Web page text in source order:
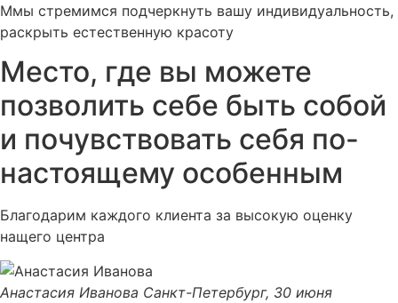
Ммы стремимся подчеркнуть вашу индивидуальность,
раскрыть естественную красоту
Место, где вы можете
позволить себе быть собой
и почувствовать себя по-
настоящему особенным
Благодарим каждого клиента за высокую оценку
нащего центра
Анастасия Иванова Санкт-Петербург, 30 июня